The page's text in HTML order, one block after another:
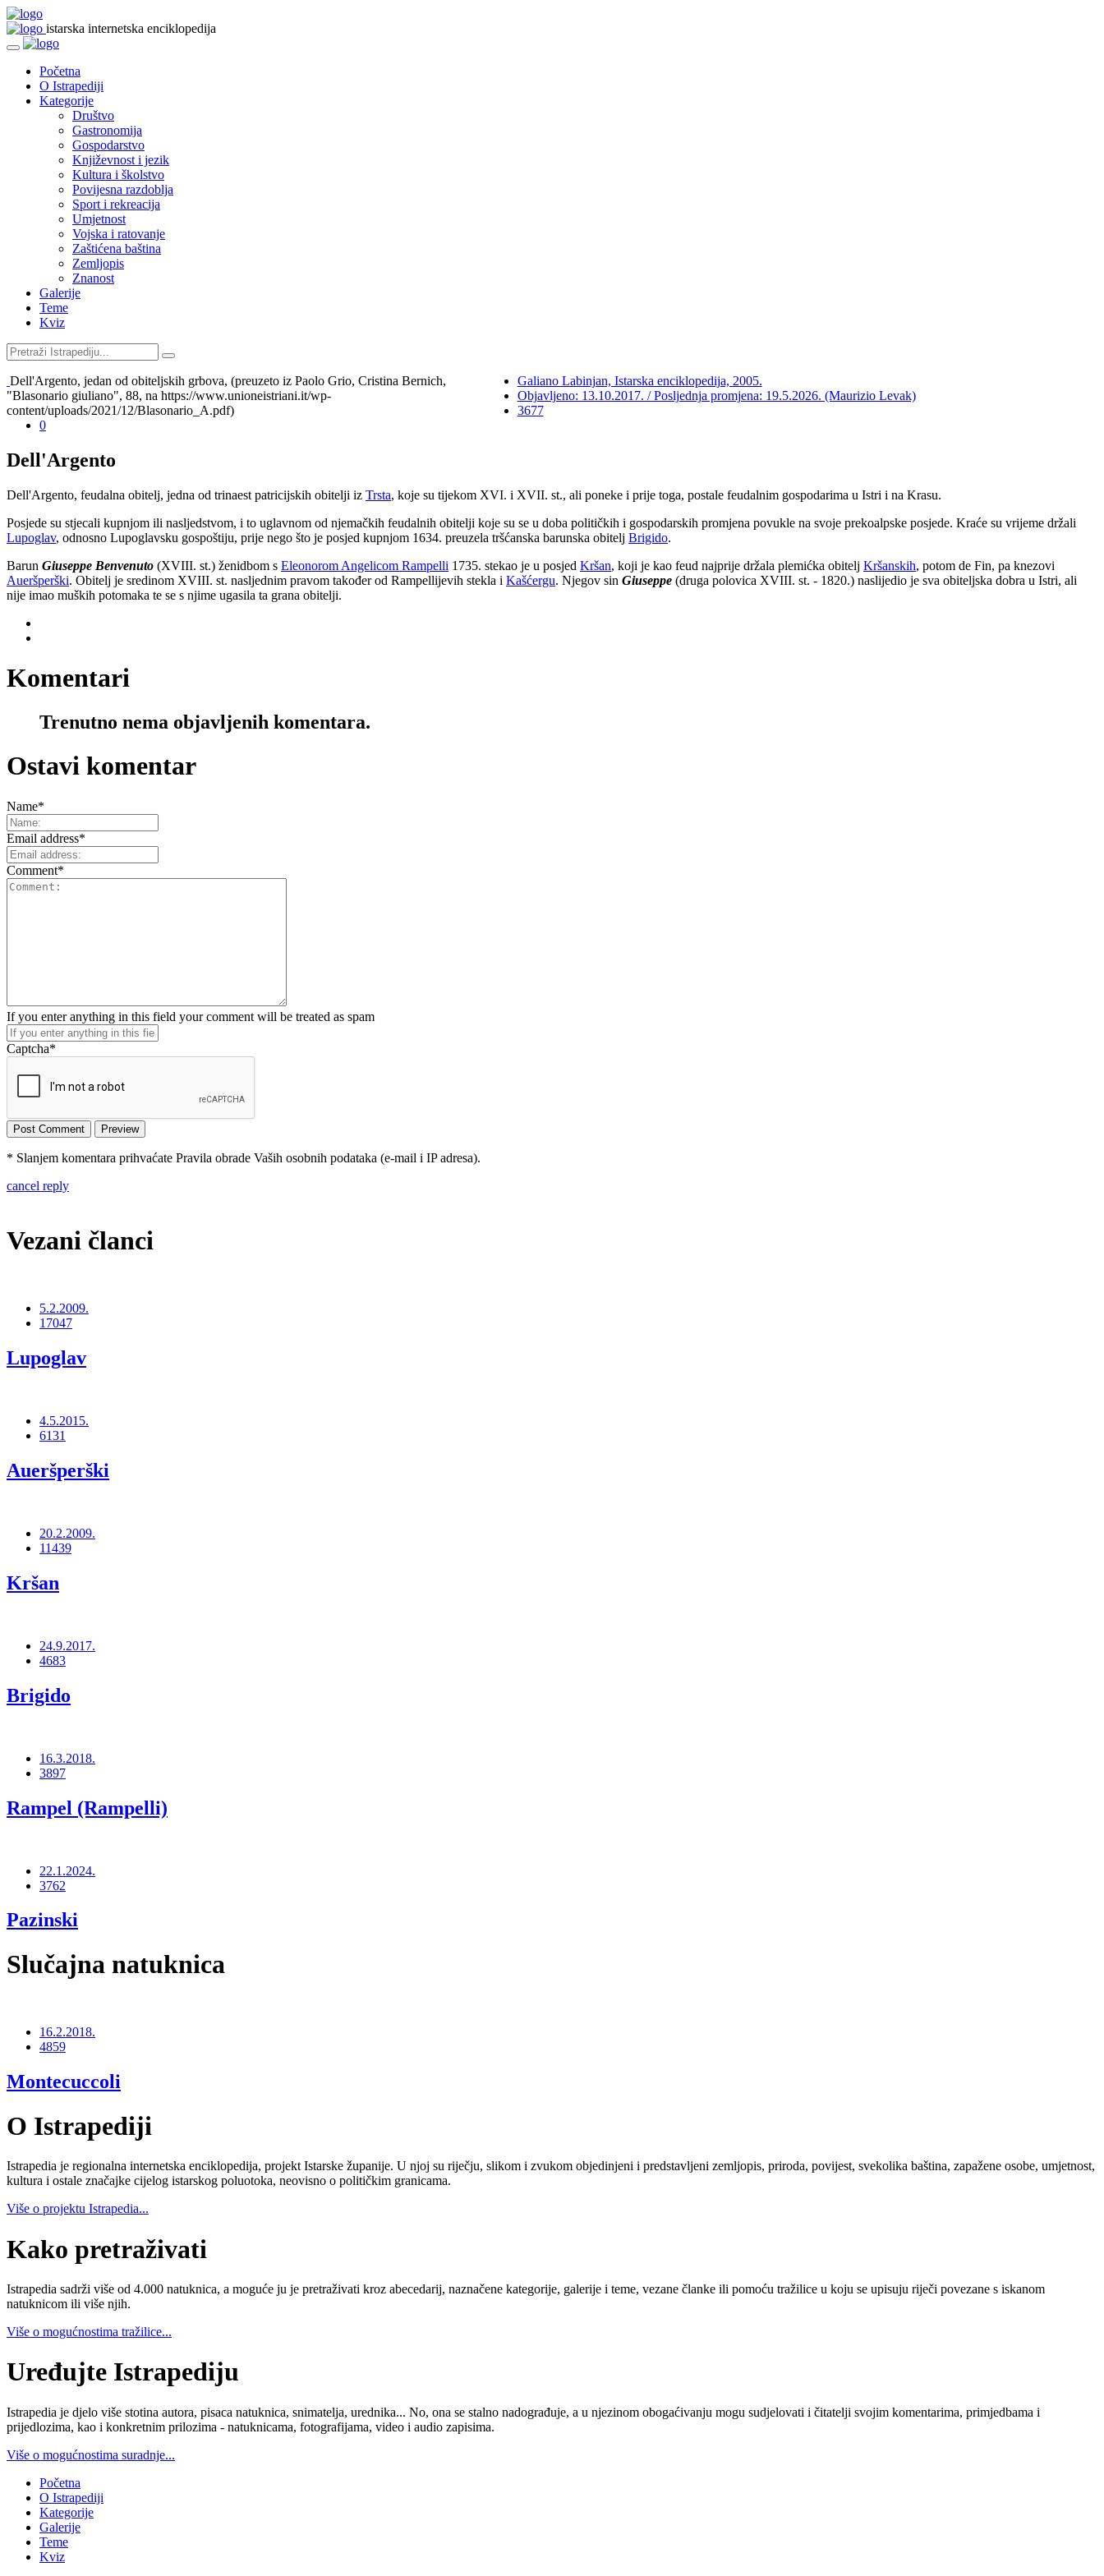
istarska internetska enciklopedija
Početna
O Istrapediji
Kategorije
Društvo
Gastronomija
Gospodarstvo
Književnost i jezik
Kultura i školstvo
Povijesna razdoblja
Sport i rekreacija
Umjetnost
Vojska i ratovanje
Zaštićena baština
Zemljopis
Znanost
Galerije
Teme
Kviz
Dell'Argento, jedan od obiteljskih grbova, (preuzeto iz Paolo Grio, Cristina Bernich,
"Blasonario giuliano", 88, na https://www.unioneistriani.it/wp-
content/uploads/2021/12/Blasonario_A.pdf)
Galiano Labinjan, Istarska enciklopedija, 2005.
Objavljeno: 13.10.2017. / Posljednja promjena: 19.5.2026. (Maurizio Levak)
3677
0
Dell'Argento
Dell'Argento, feudalna obitelj, jedna od trinaest patricijskih obitelji iz Trsta, koje su tijekom XVI. i XVII. st., ali poneke i prije toga, postale feudalnim gospodarima u Istri i na Krasu.
Posjede su stjecali kupnjom ili nasljedstvom, i to uglavnom od njemačkih feudalnih obitelji koje su se u doba političkih i gospodarskih promjena povukle na svoje prekoalpske posjede. Kraće su vrijeme držali
Lupoglav, odnosno Lupoglavsku gospoštiju, prije nego što je posjed kupnjom 1634. preuzela tršćanska barunska obitelj Brigido.
Barun Giuseppe Benvenuto (XVIII. st.) ženidbom s Eleonorom Angelicom Rampelli 1735. stekao je u posjed Kršan, koji je kao feud najprije držala plemićka obitelj Kršanskih, potom de Fin, pa knezovi
Aueršperški. Obitelj je sredinom XVIII. st. nasljednim pravom također od Rampellijevih stekla i Kašćergu. Njegov sin Giuseppe (druga polovica XVIII. st. - 1820.) naslijedio je sva obiteljska dobra u Istri, ali
nije imao muških potomaka te se s njime ugasila ta grana obitelji.
Komentari
Trenutno nema objavljenih komentara.
Ostavi komentar
Name*
Email address*
Comment*
If you enter anything in this field your comment will be treated as spam
Captcha*
* Slanjem komentara prihvaćate Pravila obrade Vaših osobnih podataka (e-mail i IP adresa).
cancel reply
Vezani članci
5.2.2009.
17047
Lupoglav
4.5.2015.
6131
Aueršperški
20.2.2009.
11439
Kršan
24.9.2017.
4683
Brigido
16.3.2018.
3897
Rampel (Rampelli)
22.1.2024.
3762
Pazinski
Slučajna natuknica
16.2.2018.
4859
Montecuccoli
O Istrapediji
Istrapedia je regionalna internetska enciklopedija, projekt Istarske županije. U njoj su riječju, slikom i zvukom objedinjeni i predstavljeni zemljopis, priroda, povijest, svekolika baština, zapažene osobe, umjetnost,
kultura i ostale značajke cijelog istarskog poluotoka, neovisno o političkim granicama.
Više o projektu Istrapedia...
Kako pretraživati
Istrapedia sadrži više od 4.000 natuknica, a moguće ju je pretraživati kroz abecedarij, naznačene kategorije, galerije i teme, vezane članke ili pomoću tražilice u koju se upisuju riječi povezane s iskanom
natuknicom ili više njih.
Više o mogućnostima tražilice...
Uređujte Istrapediju
Istrapedia je djelo više stotina autora, pisaca natuknica, snimatelja, urednika... No, ona se stalno nadograđuje, a u njezinom obogaćivanju mogu sudjelovati i čitatelji svojim komentarima, primjedbama i
prijedlozima, kao i konkretnim prilozima - natuknicama, fotografijama, video i audio zapisima.
Više o mogućnostima suradnje...
Početna
O Istrapediji
Kategorije
Galerije
Teme
Kviz